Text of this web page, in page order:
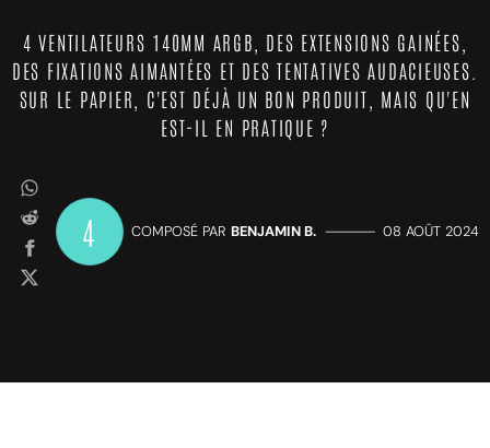
4 VENTILATEURS 140MM ARGB, DES EXTENSIONS GAINÉES,
DES FIXATIONS AIMANTÉES ET DES TENTATIVES AUDACIEUSES.
SUR LE PAPIER, C'EST DÉJÀ UN BON PRODUIT, MAIS QU'EN
EST-IL EN PRATIQUE ?
4 COMPOSÉ PAR BENJAMIN B. ————— 08 AOÛT 2024